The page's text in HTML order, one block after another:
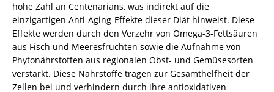
hohe Zahl an Centenarians, was indirekt auf die
einzigartigen Anti-Aging-Effekte dieser Diät hinweist. Diese
Effekte werden durch den Verzehr von Omega-3-Fettsäuren
aus Fisch und Meeresfrüchten sowie die Aufnahme von
Phytonährstoffen aus regionalen Obst- und Gemüsesorten
verstärkt. Diese Nährstoffe tragen zur Gesamthelfheit der
Zellen bei und verhindern durch ihre antioxidativen